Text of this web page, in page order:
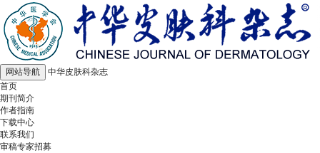
网站导航
中华皮肤科杂志
首页
期刊简介
作者指南
下载中心
联系我们
审稿专家招募